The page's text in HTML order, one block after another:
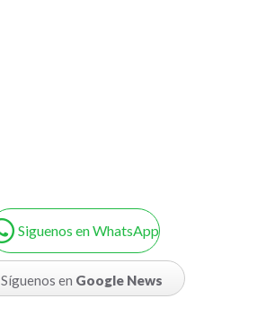
Siguenos en WhatsApp
Síguenos en Google News